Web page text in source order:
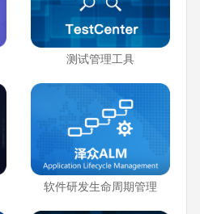
测试管理工具
软件研发生命周期管理